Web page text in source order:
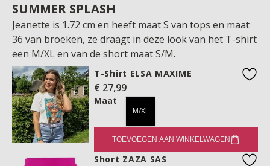
SUMMER SPLASH
Jeanette is 1.72 cm en heeft maat S van tops en maat
36 van broeken, ze draagt in deze look van het T-shirt
een M/XL en van de short maat S/M.
T-Shirt ELSA MAXIME
€ 27,99
Maat
M/XL
TOEVOEGEN AAN WINKELWAGEN
Short ZAZA SAS